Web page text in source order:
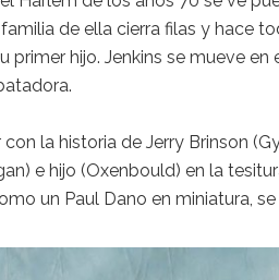
Tweet
Siguiente artículo